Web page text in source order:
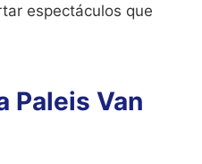
espectáculos que
Paleis Van